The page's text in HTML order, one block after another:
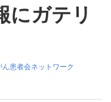
にガテリ
ん患者会ネットワーク